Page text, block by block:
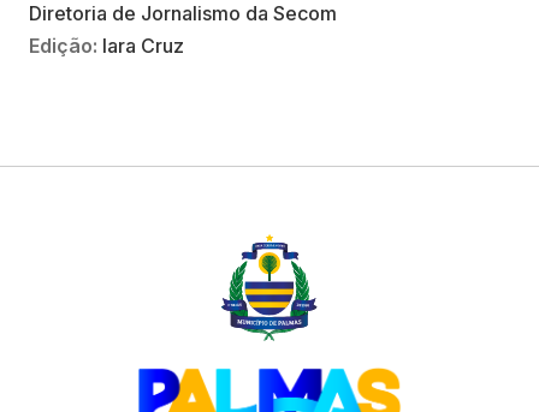
Diretoria de Jornalismo da Secom
Edição: Iara Cruz